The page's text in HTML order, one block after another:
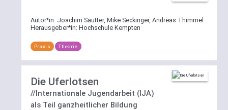
Autor*in: Joachim Sautter, Mike Seckinger, Andreas Thimmel
Herausgeber*in: Hochschule Kempten
Praxis Theorie
Die Uferlotsen
//Internationale Jugendarbeit (IJA)
als Teil ganzheitlicher Bildung